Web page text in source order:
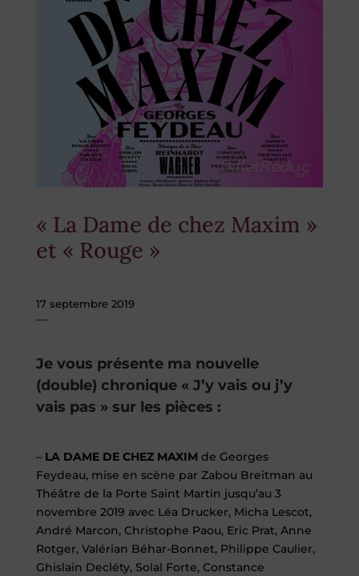
« La Dame de chez Maxim »
et « Rouge »
17 septembre 2019
Je vous présente ma nouvelle
(double) chronique « J’y vais ou j’y
vais pas » sur les pièces :
– LA DAME DE CHEZ MAXIM de Georges
Feydeau, mise en scène par Zabou Breitman au
Théâtre de la Porte Saint Martin jusqu’au 3
novembre 2019 avec Léa Drucker, Micha Lescot,
André Marcon, Christophe Paou, Eric Prat, Anne
Rotger, Valérian Béhar-Bonnet, Philippe Caulier,
Ghislain Decléty, Solal Forte, Constance